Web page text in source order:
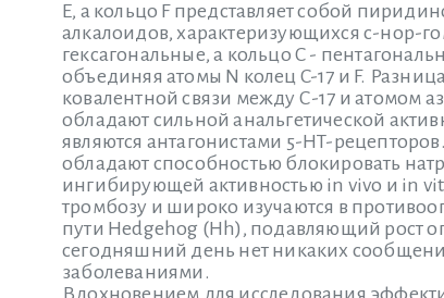
E, а кольцо F представляет собой
алкалоидов, характеризующихся с-нор-
гексагональные, а кольцо C -
объединяя атомы N колец C-17 и F.
ковалентной связи между С-17 и атомом
обладают сильной анальгетической
являются антагонистами 5-HT-
обладают способностью блокировать
ингибирующей активностью in vivo и in
тромбозу и широко изучаются в
пути Hedgehog (Hh), подавляющий рост
сегодняшний день нет никаких
заболеваниями.
Вдохновением для исследования